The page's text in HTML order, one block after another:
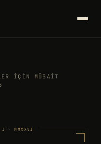
IÇIN MÜSAIT
I · MMXXVI